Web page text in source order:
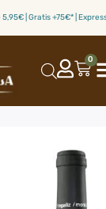
| Gratis +75€* |
0